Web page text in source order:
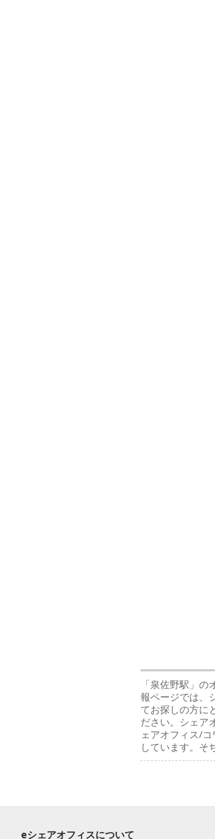
「泉佐野駅」の
報ページでは、
てお探しの方に
ださい。シェア
ェアオフィス/
しています。そ
eシェアオフィスについて